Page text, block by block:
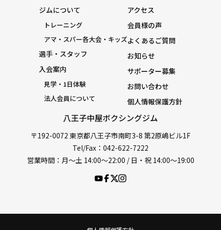
八王子中屋ボクシングジム
〒192-0072 東京都八王子市南町3-8 第2原嶋ビル1F
Tel/Fax：042-622-7222
営業時間：月〜土 14:00〜22:00 / 日・祝 14:00〜19:00
ジムについて
トレーニング
アマ・スパー各大会・キッズ
選手・スタッフ
入会案内
見学・1日体験
法人会員について
アクセス
会員様の声
よくあるご質問
お知らせ
サポーター募集
お問い合わせ
個人情報保護方針